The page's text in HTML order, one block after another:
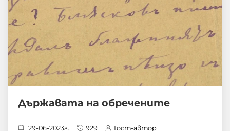
Държавата на обречените
29-06-2023г. 929 Гост-автор